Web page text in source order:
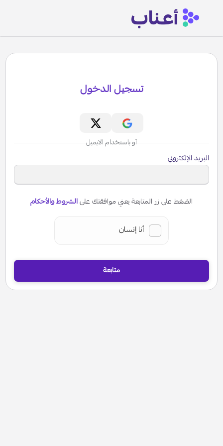
تسجيل الدخول
أو باستخدام الايميل
البريد الإلكتروني
الضغط على زر المتابعة يعني موافقتك علىالشروط والأحكام